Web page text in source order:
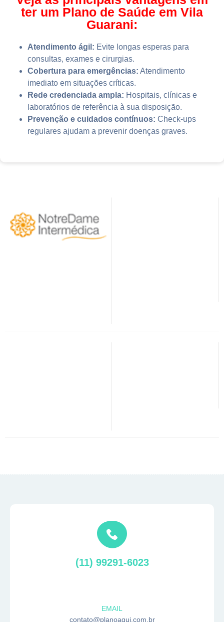
ter um Plano de Saúde em Vila
Guarani:
Atendimento ágil: Evite longas esperas para
consultas, exames e cirurgias.
Cobertura para emergências: Atendimento
imediato em situações críticas.
Rede credenciada ampla: Hospitais, clínicas e
laboratórios de referência à sua disposição.
Prevenção e cuidados contínuos: Check-ups
regulares ajudam a prevenir doenças graves.
(11) 99291-6023
EMAIL
contato@planoaqui.com.br